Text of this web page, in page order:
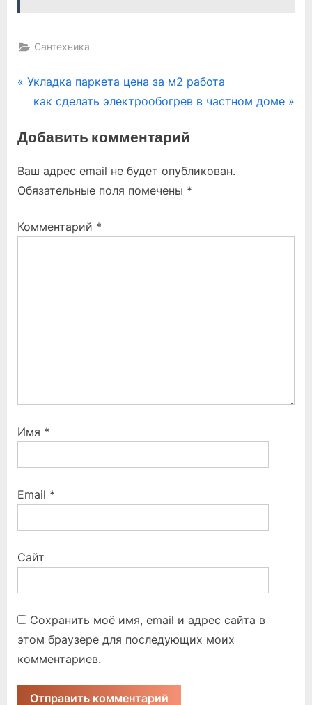
Сантехника
Навигация
записям
P
v
o
u
P
Укладка паркета цена за м2 работа
N
x
P
o
t
как сделать электрообогрев в частном доме
Добавить комментарий
Ваш адрес email не будет опубликован.
Обязательные поля помечены *
Комментарий *
Имя *
Email *
Сайт
Сохранить моё имя, email и адрес сайта в
этом браузере для последующих моих
комментариев.